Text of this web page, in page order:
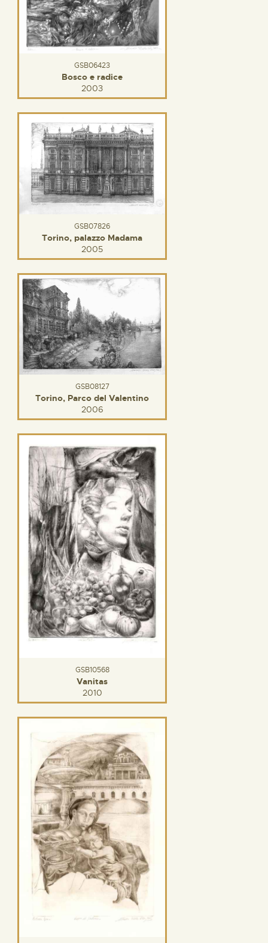
GSB06423
Bosco e radice
2003
GSB07826
Torino, palazzo Madama
2005
GSB08127
Torino, Parco del Valentino
2006
GSB10568
Vanitas
2010